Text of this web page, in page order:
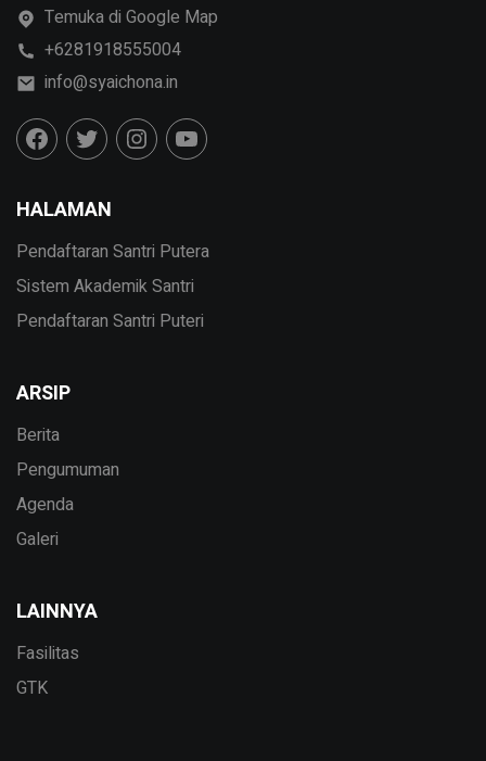
Temuka di Google Map
+6281918555004
info@syaichona.in
HALAMAN
Pendaftaran Santri Putera
Sistem Akademik Santri
Pendaftaran Santri Puteri
ARSIP
Berita
Pengumuman
Agenda
Galeri
LAINNYA
Fasilitas
GTK